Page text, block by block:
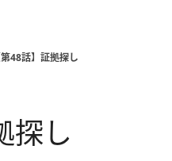
第48話】証拠探し
探し